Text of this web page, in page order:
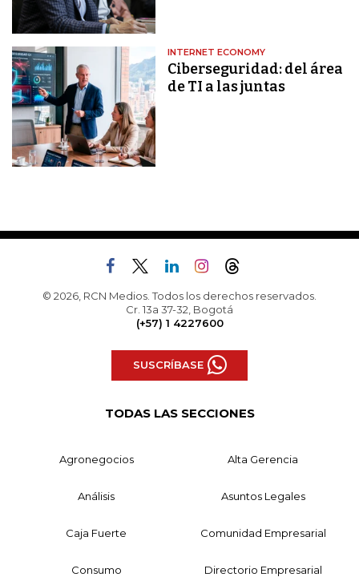
INTERNET ECONOMY
Ciberseguridad: del área
de TI a las juntas
© 2026, RCN Medios. Todos los derechos reservados.
Cr. 13a 37-32, Bogotá
(+57) 1 4227600
SUSCRÍBASE
TODAS LAS SECCIONES
Agronegocios Alta Gerencia
Análisis Asuntos Legales
Caja Fuerte Comunidad Empresarial
Consumo Directorio Empresarial